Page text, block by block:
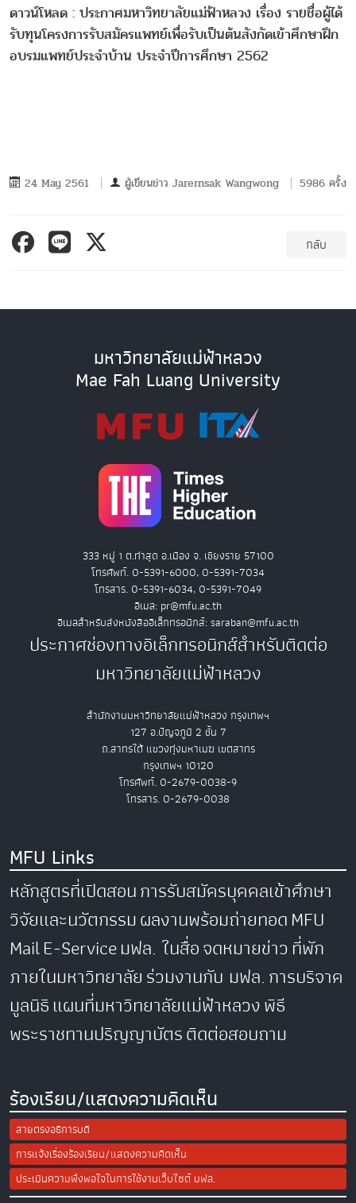
ดาวน์โหลด : ประกาศมหาวิทยาลัยแม่ฟ้าหลวง เรื่อง รายชื่อผู้ได้
รับทุนโครงการรับสมัครแพทย์เพื่อรับเป็นต้นสังกัดเข้าศึกษาฝึก
อบรมแพทย์ประจำบ้าน ประจำปีการศึกษา 2562
24 May 2561 ผู้เขียนข่าว Jarernsak Wangwong 5986 ครั้ง
กลับ
มหาวิทยาลัยแม่ฟ้าหลวง
Mae Fah Luang University
333 หมู่ 1 ต.ท่าสุด อ.เมือง จ. เชียงราย 57100
โทรศัพท์. 0-5391-6000, 0-5391-7034
โทรสาร. 0-5391-6034, 0-5391-7049
อีเมล: pr@mfu.ac.th
อีเมลสำหรับส่งหนังสืออิเล็กทรอนิกส์: saraban@mfu.ac.th
ประกาศช่องทางอิเล็กทรอนิกส์สำหรับติดต่อ
มหาวิทยาลัยแม่ฟ้าหลวง
สำนักงานมหาวิทยาลัยแม่ฟ้าหลวง กรุงเทพฯ
127 อ.ปัญจภูมิ 2 ชั้น 7
ถ.สาทรใต้ แขวงทุ่งมหาเมฆ เขตสาทร
กรุงเทพฯ 10120
โทรศัพท์. 0-2679-0038-9
โทรสาร. 0-2679-0038
MFU Links
หลักสูตรที่เปิดสอนการรับสมัครบุคคลเข้าศึกษา
วิจัยและนวัตกรรมผลงานพร้อมถ่ายทอดMFU
MailE-Serviceมฟล. ในสื่อจดหมายข่าวที่พัก
ภายในมหาวิทยาลัยร่วมงานกับ มฟล.การบริจาค
มูลนิธิแผนที่มหาวิทยาลัยแม่ฟ้าหลวงพิธี
พระราชทานปริญญาบัตรติดต่อสอบถาม
ร้องเรียน/แสดงความคิดเห็น
สายตรงอธิการบดี
การแจ้งเรื่องร้องเรียน/แสดงความคิดเห็น
ประเมินความพึงพอใจในการใช้งานเว็บไซต์ มฟล.